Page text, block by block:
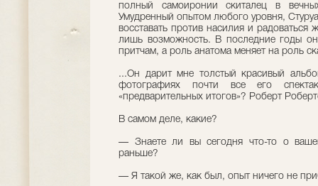
полный самоиронии скиталец в
Умудренный опытом любого уровня,
восставать против насилия и
лишь возможность. В последние годы
притчам, а роль анатома меняет на роль
...Он дарит мне толстый красивый
фотографиях почти все его
«предварительных итогов»? Роберт
В самом деле, какие?
— Знаете ли вы сегодня что-то о
раньше?
— Я такой же, как был, опыт ничего не